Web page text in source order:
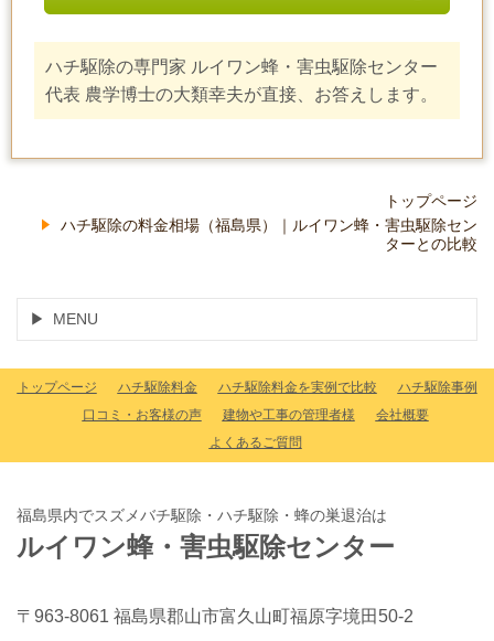
ハチ駆除の専門家 ルイワン蜂・害虫駆除センター
代表 農学博士の大類幸夫が直接、お答えします。
トップページ
ハチ駆除の料金相場（福島県）｜ルイワン蜂・害虫駆除セン
ターとの比較
MENU
トップページ ハチ駆除料金 ハチ駆除料金を実例で比較
ハチ駆除事例
口コミ・お客様の声
建物や工事の管理者様
会社概要
よくあるご質問
福島県内でスズメバチ駆除・ハチ駆除・蜂の巣退治は
ルイワン蜂・害虫駆除センター
〒963-8061 福島県郡山市富久山町福原字境田50-2